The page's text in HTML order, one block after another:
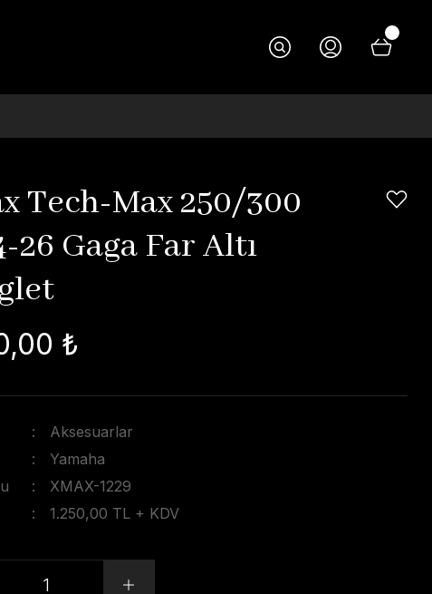
Tech-Max 250/300
26 Gaga Far Altı
₺
Aksesuarlar
Yamaha
XMAX-1229
1.250,00 TL + KDV